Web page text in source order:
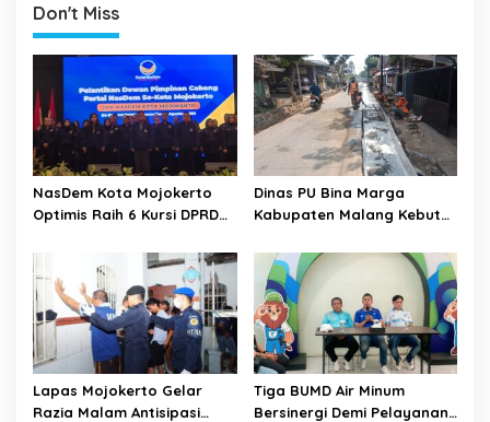
a
v
g
a
t
i
o
n
Don't Miss
NasDem Kota Mojokerto
Optimis Raih 6 Kursi DPRD
Pengurus DPC
Dinas PU Bina Marga
Kabupaten Malang Kebut
Wijaya Kepanjen
Lapas Mojokerto Gelar
Razia Malam Antisipasi
Tiga BUMD Air Minum
Bersinergi Demi Pelayanan